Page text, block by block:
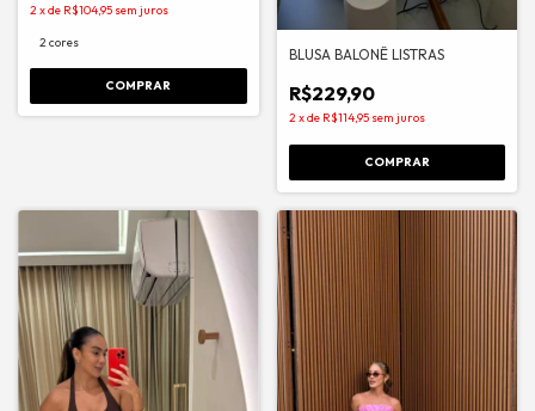
2xde R$104,95 sem juros
2 cores
COMPRAR
BLUSA BALONÊ LISTRAS
R$229,90
2 xde R$114,95 sem juros
COMPRAR